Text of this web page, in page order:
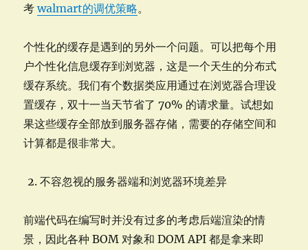
考walmart的调优策略。
个性化的缓存是遇到的另外一个问题。可以把每个用
户个性化信息缓存到浏览器，这是一个天生的分布式
缓存系统。我们有个数据类应用通过在浏览器合理设
置缓存，双十一当天节省了 70% 的请求量。试想如
果这些缓存全部放到服务器存储，需要的存储空间和
计算都是很非常大。
不容忽视的服务器端和浏览器环境差异
前端代码在编写时并没有过多的考虑后端渲染的情
景，因此各种 BOM 对象和 DOM API 都是拿来即